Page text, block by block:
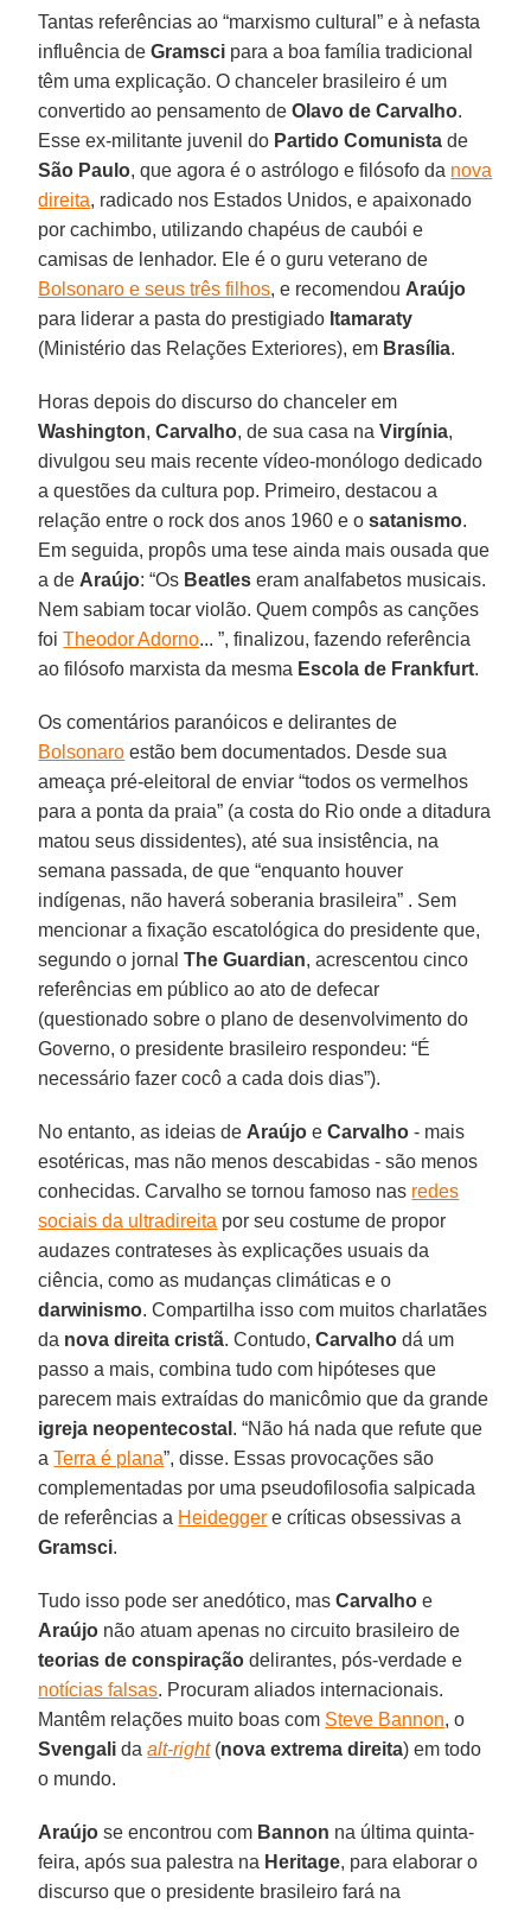
Tantas referências ao “marxismo cultural” e à nefasta
influência deGramsci para a boa família tradicional
têm uma explicação. O chanceler brasileiro é um
convertido ao pensamento deOlavo de Carvalho.
Esse ex-militante juvenil do Partido Comunista de
São Paulo, que agora é o astrólogo e filósofo da nova
direita, radicado nos Estados Unidos, e apaixonado
por cachimbo, utilizando chapéus de caubói e
camisas de lenhador. Ele é o guru veterano de
Bolsonaro e seus três filhos, e recomendou Araújo
para liderar a pasta do prestigiado Itamaraty
(Ministério das Relações Exteriores), em Brasília.
Horas depois do discurso do chanceler em
Washington,Carvalho, de sua casa naVirgínia,
divulgou seu mais recente vídeo-monólogo dedicado
a questões da cultura pop. Primeiro, destacou a
relação entre o rock dos anos 1960 e osatanismo.
Em seguida, propôs uma tese ainda mais ousada que
a de Araújo: “Os Beatles eram analfabetos musicais.
Nem sabiam tocar violão. Quem compôs as canções
foiTheodor Adorno... ”, finalizou, fazendo referência
ao filósofo marxista da mesma Escola de Frankfurt.
Os comentários paranóicos e delirantes de
Bolsonaro estão bem documentados. Desde sua
ameaça pré-eleitoral de enviar “todos os vermelhos
para a ponta da praia” (a costa do Rio onde a ditadura
matou seus dissidentes), até sua insistência, na
semana passada, de que “enquanto houver
indígenas, não haverá soberania brasileira” . Sem
mencionar a fixação escatológica do presidente que,
segundo o jornalThe Guardian, acrescentou cinco
referências em público ao ato de defecar
(questionado sobre o plano de desenvolvimento do
Governo, o presidente brasileiro respondeu: “É
necessário fazer cocô a cada dois dias”).
No entanto, as ideias de Araújo eCarvalho - mais
esotéricas, mas não menos descabidas - são menos
conhecidas. Carvalho se tornou famoso nas redes
sociais da ultradireita por seu costume de propor
audazes contrateses às explicações usuais da
ciência, como as mudanças climáticas e o
darwinismo. Compartilha isso com muitos charlatães
da nova direita cristã. Contudo,Carvalho dá um
passo a mais, combina tudo com hipóteses que
parecem mais extraídas do manicômio que da grande
igreja neopentecostal . “Não há nada que refute que
aTerra é plana”, disse. Essas provocações são
complementadas por uma pseudofilosofia salpicada
de referências a Heidegger e críticas obsessivas a
Gramsci.
Tudo isso pode ser anedótico, masCarvalho e
Araújo não atuam apenas no circuito brasileiro de
teorias de conspiração delirantes, pós-verdade e
notícias falsas. Procuram aliados internacionais.
Mantêm relações muito boas com Steve Bannon, o
Svengali daalt-right(nova extrema direita) em todo
o mundo.
Araújo se encontrou com Bannon na última quinta-
feira, após sua palestra na Heritage, para elaborar o
discurso que o presidente brasileiro fará na